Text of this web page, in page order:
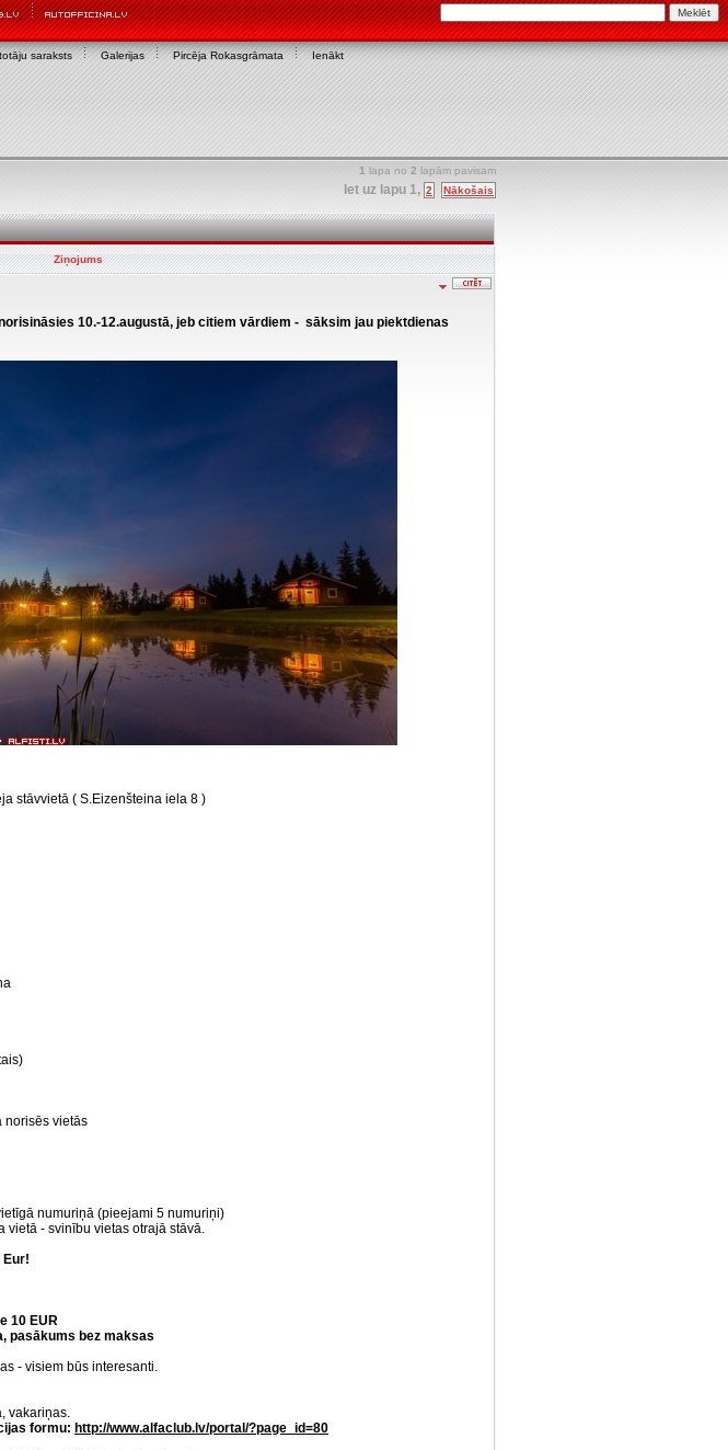
saraksts Galerijas Pircēja Rokasgrāmata Ienākt
1 lapa no 2 lapām pavisam
Iet uz lapu 1, 2 Nākošais
Ziņojums
10.-12.augustā, jeb citiem vārdiem - sāksim jau piektdienas
stāvvietā ( S.Eizenšteina iela 8 )
vietās
numuriņā (pieejami 5 numuriņi)
- svinību vietas otrajā stāvā.
Eur!
10 EUR
pasākums bez maksas
- visiem būs interesanti.
vakariņas.
formu: http://www.alfaclub.lv/portal/?page_id=80